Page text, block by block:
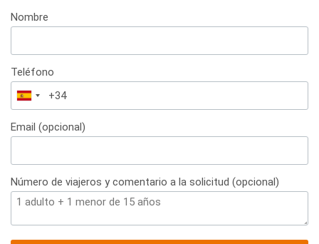
Nombre
Teléfono
España
+34
Email (opcional)
Número de viajeros y comentario a la solicitud (opcional)